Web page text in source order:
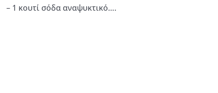
– 1 κουτί σόδα αναψυκτικό….